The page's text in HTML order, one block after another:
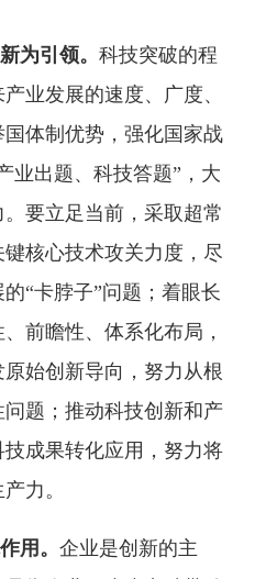
。企业是创新的主
企业一步步突破带动
新、生态优化，推动
业和高新技术企业，
域迈进。中央企业是
未来产业的主力军。
发展未来产业，切实
力。要强化公共服务
企业、专精特新企
业，形成百花竞放、
力支持，政府要做好